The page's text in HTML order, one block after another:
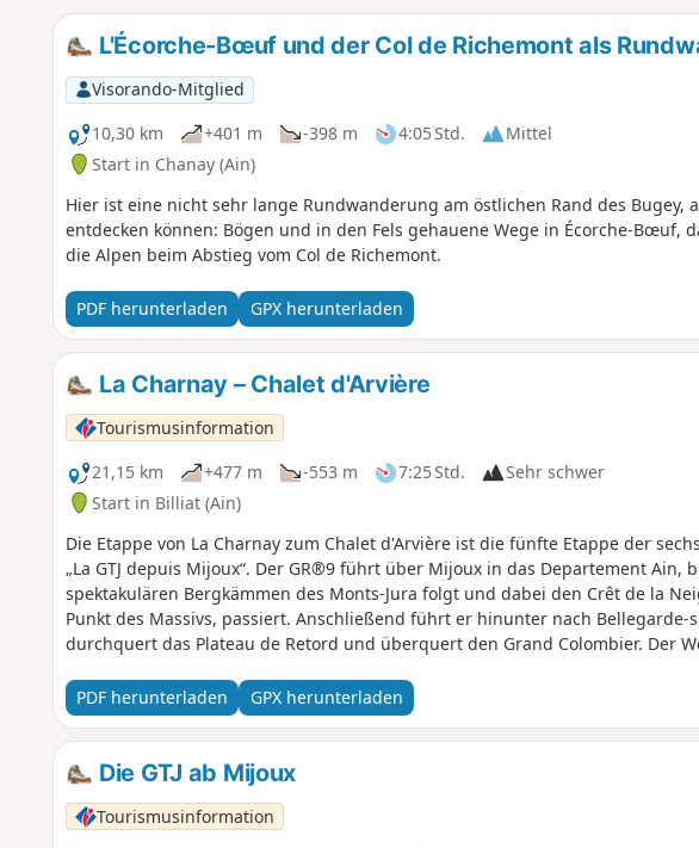
L'Écorche-Bœuf und der Col de Richemont als
Visorando-Mitglied
10,30 km
+401 m -398 m 4:05 Std.
Mittel
Start in Chanay (Ain)
Hier ist eine nicht sehr lange Rundwanderung am östlichen Rand des Bugey,
entdecken können: Bögen und in den Fels gehauene Wege in Écorche-Bœuf,
die Alpen beim Abstieg vom Col de Richemont.
PDF herunterladen GPX herunterladen
La Charnay – Chalet d'Arvière
Tourismusinformation
21,15 km
+477 m -553 m 7:25 Std.
Sehr schwer
Start in Billiat (Ain)
Die Etappe von La Charnay zum Chalet d'Arvière ist die fünfte Etappe der
„La GTJ depuis Mijoux“. Der GR®9 führt über Mijoux in das Departement Ain,
spektakulären Bergkämmen des Monts-Jura folgt und dabei den Crêt de la
Punkt des Massivs, passiert. Anschließend führt er hinunter nach Bellegarde-
durchquert das Plateau de Retord und überquert den Grand Colombier. Der
seinen Weg in Richtung Süden fortzusetzen. Ein Teil der Strecke führt durch
Naturschutzgebiet der Haute Chaîne du Jura, für das besondere Vorschriften
verboten, auch wenn sie an der Leine geführt werden, ebenso wie das Zelten.
an diese Regeln, um den Reichtum dieser außergewöhnlichen Umgebung zu
PDF herunterladen GPX herunterladen
Die GTJ ab Mijoux
Tourismusinformation